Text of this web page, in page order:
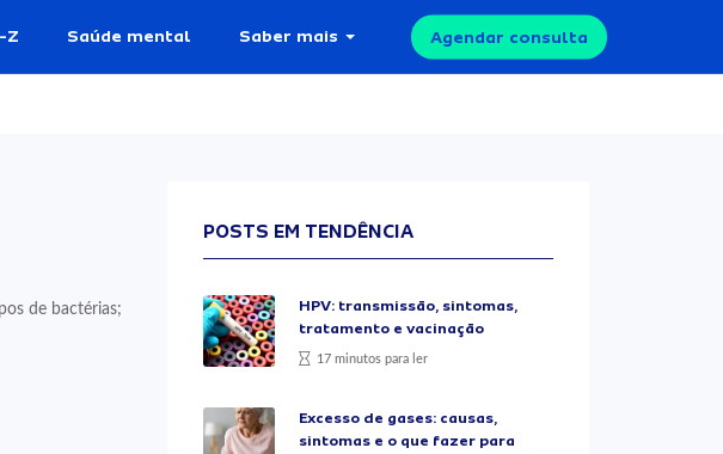
Z Saúde mental Saber mais Agendar consulta
de bactérias;
POSTS EM TENDÊNCIA
HPV: transmissão, sintomas,
tratamento e vacinação
17 minutos para ler
Excesso de gases: causas,
sintomas e o que fazer para